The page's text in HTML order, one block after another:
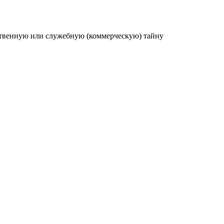
или служебную (коммерческую) тайну